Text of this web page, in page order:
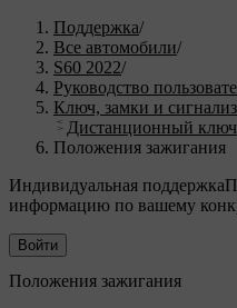
Поддержка/
Все автомобили/
S60 2022/
Руководство
Ключ, замки и
Дистанционный ключ
Положения зажигания
Индивидуальная поддержка
информацию по вашему
Войти
Положения зажигания